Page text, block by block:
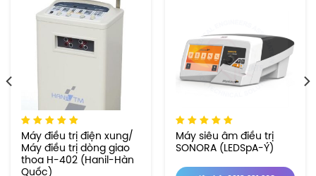
Máy điều trị điện xung/
Máy điều trị dòng giao
thoa H-402 (Hanil-Hàn
Quốc)
Máy siêu âm điều trị
SONORA (LEDSpA-Ý)